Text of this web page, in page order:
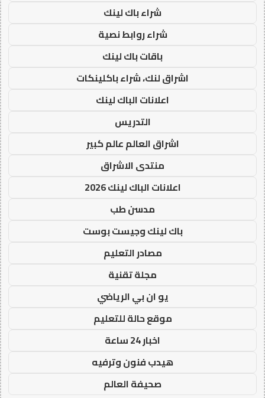
شراء باك لينك
شراء روابط نصية
باقات باك لينك
اشراق لنك، شراء باكلينكات
اعلانات الباك لينك
التدريس
اشراق العالم عالم كبير
منتدى الاشراق
اعلانات الباك لينك 2026
مدسن طب
باك لينك وجيست بوست
مصادر التعليم
مجلة تقنية
يو ان بي الرياضي
موقع حالة للتعليم
اخبار 24 ساعة
هيدب فنون وترفيه
صحيفة العالم